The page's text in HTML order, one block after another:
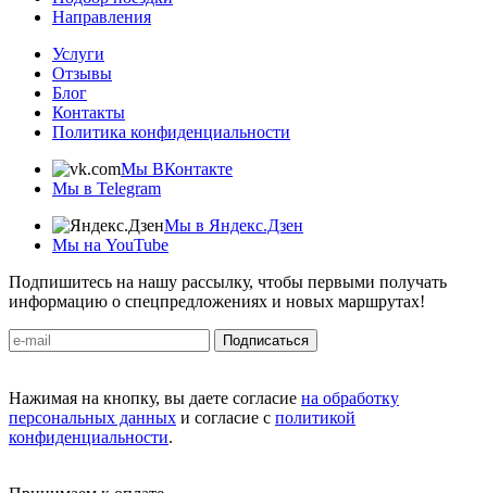
Направления
Услуги
Отзывы
Блог
Контакты
Политика конфиденциальности
Мы ВКонтакте
Мы в Telegram
Мы в Яндекс.Дзен
Мы на YouTube
Подпишитесь на нашу рассылку, чтобы первыми получать
информацию о спецпредложениях и новых маршрутах!
Подписаться
Нажимая на кнопку, вы даете согласие на обработку
персональных данных и согласие с политикой
конфиденциальности.